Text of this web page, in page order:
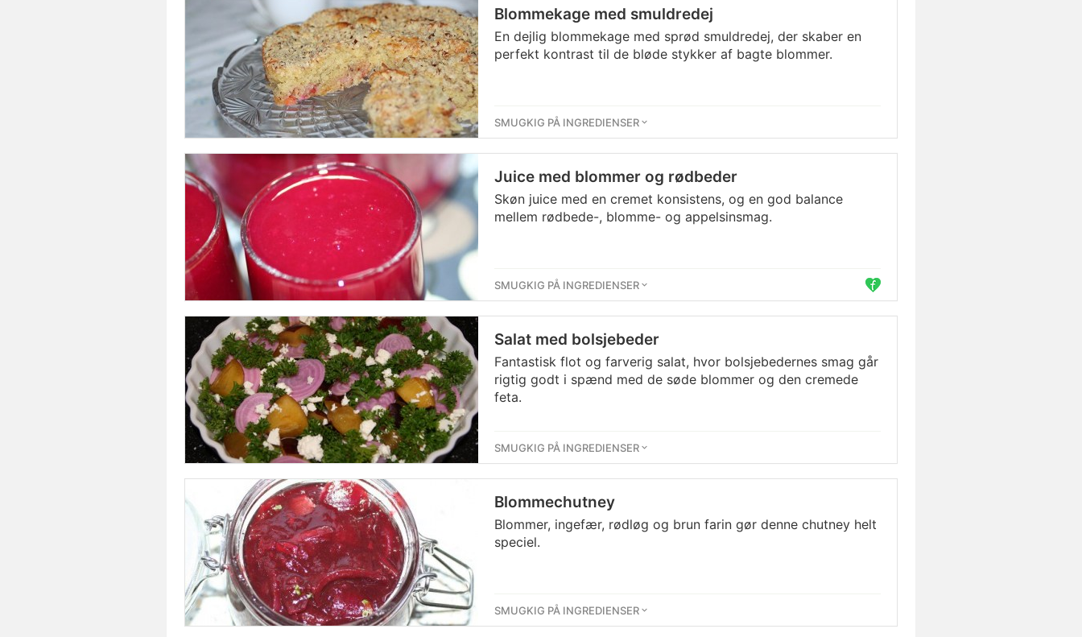
Blommekage med smuldredej
En dejlig blommekage med sprød smuldredej, der skaber en
perfekt kontrast til de bløde stykker af bagte blommer.
SMUGKIG PÅ INGREDIENSER
Juice med blommer og rødbeder
Skøn juice med en cremet konsistens, og en god balance
mellem rødbede-, blomme- og appelsinsmag.
SMUGKIG PÅ INGREDIENSER
Salat med bolsjebeder
Fantastisk flot og farverig salat, hvor bolsjebedernes smag går
rigtig godt i spænd med de søde blommer og den cremede
feta.
SMUGKIG PÅ INGREDIENSER
Blommechutney
Blommer, ingefær, rødløg og brun farin gør denne chutney helt
speciel.
SMUGKIG PÅ INGREDIENSER